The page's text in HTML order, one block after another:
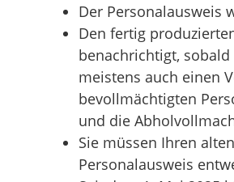
Der Personalausweis
Den fertig
benachrichtigt,
meistens auch einen
bevollmächtigten
und die
Sie müssen Ihren
Personalausweis